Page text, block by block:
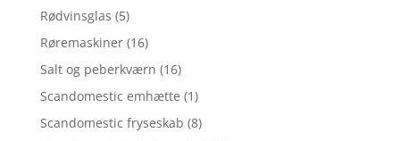
Rødvinsglas (5)
Røremaskiner (16)
Salt og peberkværn (16)
Scandomestic emhætte (1)
Scandomestic fryseskab (8)